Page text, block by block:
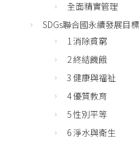
全面精實管理
SDGs聯合國永續發展目標
1 消除貧窮
2 終結饑餓
3 健康與福祉
4 優質教育
5 性別平等
6 淨水與衛生